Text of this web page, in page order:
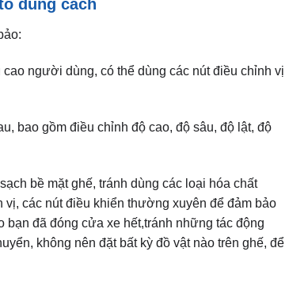
đúng cách
người dùng, có thể dùng các nút điều chỉnh vị
bao gồm điều chỉnh độ cao, độ sâu, độ lật, độ
bề mặt ghế, tránh dùng các loại hóa chất
các nút điều khiển thường xuyên để đảm bảo
đã đóng cửa xe hết,tránh những tác động
không nên đặt bất kỳ đồ vật nào trên ghế, để